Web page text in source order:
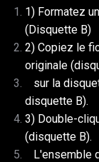
1) Formatez
(Disquette B)
2) Copiez le
originale
sur la
disquette B).
3) Double-
(disquette B).
L'ensemble